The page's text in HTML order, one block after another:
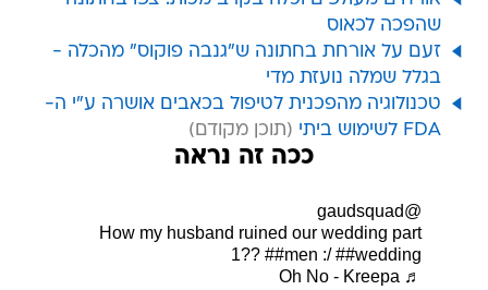
שהפכה לכאוס
זעם על אורחת בחתונה ש"גנבה פוקוס" מהכלה -
בגלל שמלה נועזת מדי
טכנולוגיה מהפכנית לטיפול בכאבים אושרה ע"י ה-
FDA לשימוש ביתי
ככה זה נראה
@gaudsquad
How my husband ruined our wedding part
1?? ##men :/##wedding
♬ Oh No - Kreepa